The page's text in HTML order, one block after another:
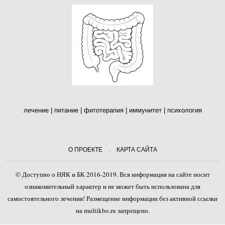
лечение | питание | фитотерапия | иммунитет | психология
О ПРОЕКТЕ КАРТА САЙТА
© Доступно о НЯК и БК 2016-2019. Вся информация на сайте носит
ознакомительный характер и не может быть использована для
самостоятельного лечения! Размещение информации без активной ссылки
на multikbo.ru запрещено.